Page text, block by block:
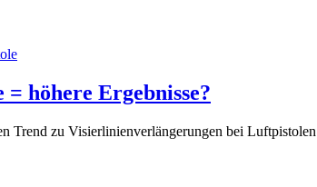
höhere Ergebnisse?
Trend zu Visierlinienverlängerungen bei